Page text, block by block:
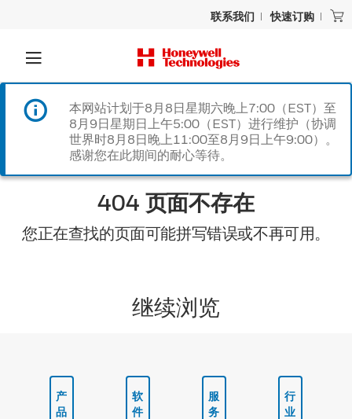
联系我们 快速订购
本网站计划于8月8日星期六晚上7:00（EST）至
8月9日星期日上午5:00（EST）进行维护（协调
世界时8月8日晚上11:00至8月9日上午9:00）。
感谢您在此期间的耐心等待。
404 页面不存在
您正在查找的页面可能拼写错误或不再可用。
继续浏览
产
品
软
件
服
务
行
业